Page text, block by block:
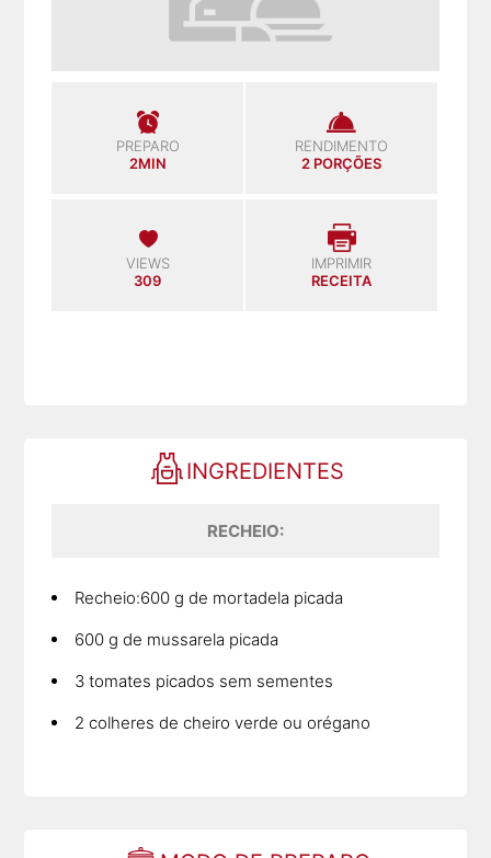
PREPARO
2MIN
RENDIMENTO
2 PORÇÕES
VIEWS
309
IMPRIMIR
RECEITA
INGREDIENTES
RECHEIO:
Recheio:600 g de mortadela picada
600 g de mussarela picada
3 tomates picados sem sementes
2 colheres de cheiro verde ou orégano